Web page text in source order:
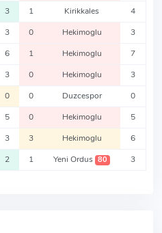
3 1 Kirikkales 4
3 0 Hekimoglu 3
6 1 Hekimoglu 7
3 0 Hekimoglu 3
0 0 Duzcespor 0
5 0 Hekimoglu 5
3 3 Hekimoglu 6
2 1 Yeni Ordus 80 3